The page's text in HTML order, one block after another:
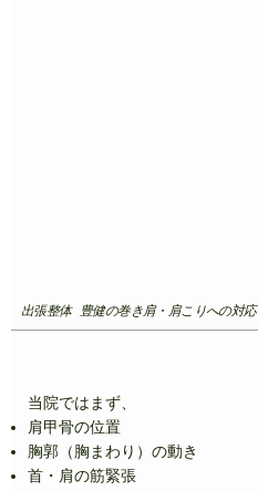
出張整体 豊健の巻き肩・肩こりへの対応
当院ではまず、
肩甲骨の位置
胸郭（胸まわり）の動き
首・肩の筋緊張